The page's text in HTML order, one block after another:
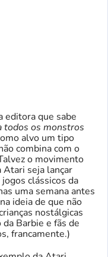
editora que sabe
todos os monstros
alvo um tipo
combina com o
o movimento
Atari seja lançar
clássicos da
uma semana antes
ideia de que não
nostálgicas
Barbie e fãs de
francamente.)